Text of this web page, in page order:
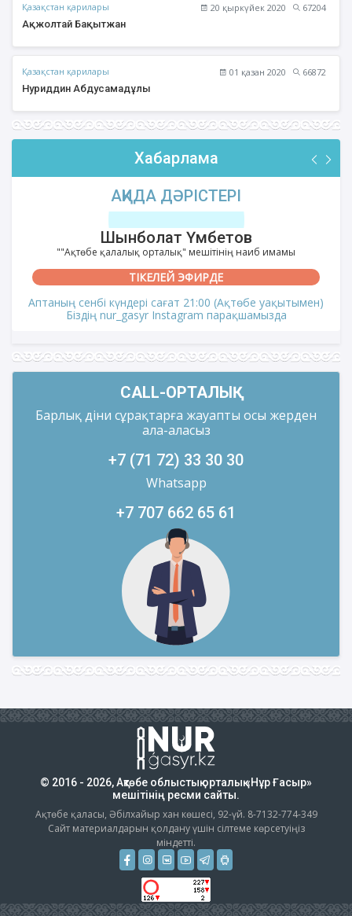
Қазақстан қарилары 20 қыркүйек 2020
67204
Ақжолтай Бақытжан
Қазақстан қарилары 01 қазан 2020
66872
Нуриддин Абдусамадұлы
Хабарлама
АҚИДА ДӘРІСТЕРІ
Шынболат Үмбетов
""Ақтөбе қалалық орталық" мешітінің наиб имамы
ТІКЕЛЕЙ ЭФИРДЕ
Аптаның сенбі күндері сағат 21:00 (Ақтөбе уақытымен)
Біздің nur_gasyr Instagram парақшамызда
CALL-ОРТАЛЫҚ
Барлық діни сұрақтарға жауапты осы жерден
ала-аласыз
+7 (71 72) 33 30 30
Whatsapp
+7 707 662 65 61
© 2016 - 2026, Ақтөбе облыстық орталық «Нұр Ғасыр»
мешітінің ресми сайты.
Ақтөбе қаласы, Әбілхайыр хан көшесі, 92-үй. 8-7132-774-349
Сайт материалдарын қолдану үшін сілтеме көрсетуіңіз
міндетті.